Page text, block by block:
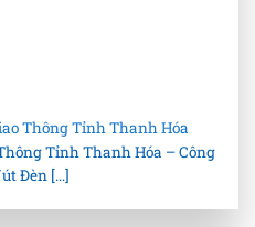
Thông Tỉnh Thanh Hóa
Tỉnh Thanh Hóa – Công
Đèn [...]